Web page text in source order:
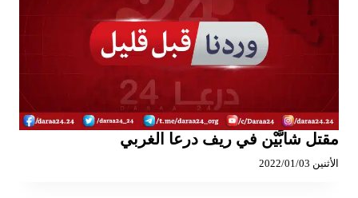
مقتل شابَّيْن في ريف درعا الغربي
الأثنين 2022/01/03